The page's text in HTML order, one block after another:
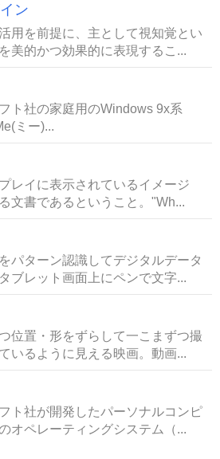
ン
用を前提に、主として視知覚とい
美的かつ効果的に表現するこ...
ト社の家庭用のWindows 9x系
ミー)...
レイに表示されているイメージ
文書であるということ。"Wh...
パターン認識してデジタルデータ
ブレット画面上にペンで文字...
位置・形をずらして一こまずつ撮
いるように見える映画。動画...
ト社が開発したパーソナルコンピ
オペレーティングシステム（...